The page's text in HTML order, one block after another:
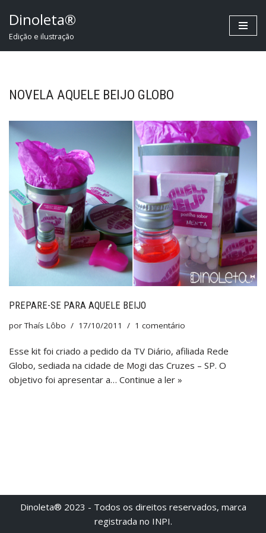
Pular
Dinoleta®
Edição e ilustração
NOVELA AQUELE BEIJO GLOBO
PREPARE-SE PARA AQUELE BEIJO
porThaís Lôbo 17/10/2011 1 comentário
Esse kit foi criado a pedido da TV Diário, afiliada Rede
Globo, sediada na cidade de Mogi das Cruzes – SP. O
objetivo foi apresentar a… Continue a ler »
Dinoleta® 2023 - Todos os direitos reservados, marca
registrada no INPI.